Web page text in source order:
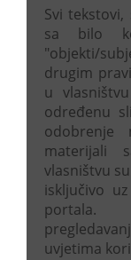
Svi
sa bilo
"objekti/
drugim
u
određenu
odobrenje
materijali
vlasništvu
isključivo
portala.
uvjetima